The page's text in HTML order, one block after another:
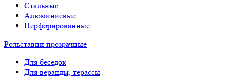
Стальные
Алюминиевые
Перфорированные
Рольставни прозрачные
Для беседок
Для веранды, терассы